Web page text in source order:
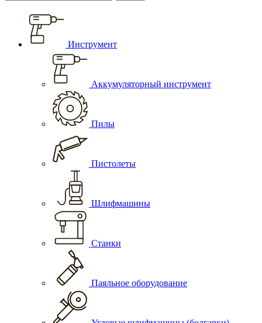
Инструмент
Аккумуляторный инструмент
Пилы
Пистолеты
Шлифмашины
Станки
Паяльное оборудование